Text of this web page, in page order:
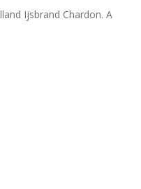
Ijsbrand Chardon. A